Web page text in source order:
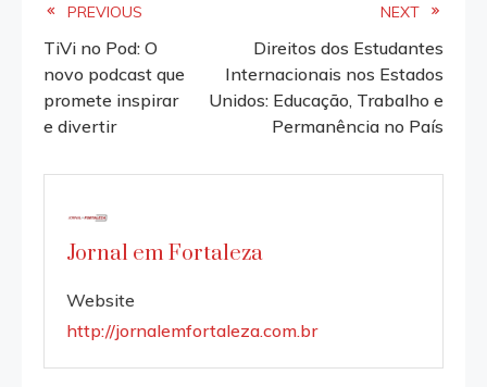
Read
more
articles
PREVIOUS
TiVi no Pod: O
novo podcast que
promete inspirar
e divertir
NEXT
Direitos dos Estudantes
Internacionais nos Estados
Unidos: Educação, Trabalho e
Permanência no País
Jornal em Fortaleza
Website
http://jornalemfortaleza.com.br